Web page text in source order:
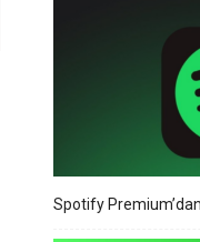
Spotify